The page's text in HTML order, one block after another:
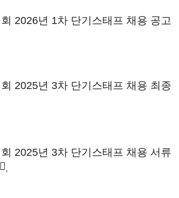
2026년 1차 단기스태프 채용 공고
2025년 3차 단기스태프 채용 최종
2025년 3차 단기스태프 채용 서류